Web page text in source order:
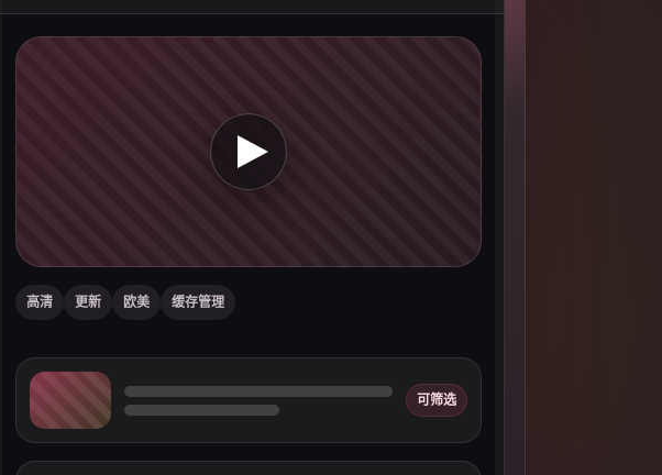
高清 更新 欧美 缓存管理
可筛选